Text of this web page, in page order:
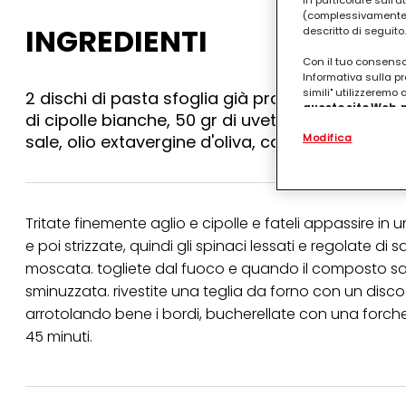
INGREDIENTI
2 dischi di pasta sfoglia già pronta, 220 gr. di
di cipolle bianche, 50 gr di uvetta sultanina,
sale, olio extavergine d'oliva, cannella
Tritate finemente aglio e cipolle e fateli appassire in
e poi strizzate, quindi gli spinaci lessati e regolate
moscata. togliete dal fuoco e quando il composto
sminuzzata. rivestite una teglia da forno con un
arrotolando bene i bordi, bucherellate con una
45 minuti.
descritto di seguito.
Con il tuo
Informativa sulla
simili" utilizzeremo
questo sito
.
(rispettivamente
terzi, conservare
misurare e
Puoi trovare
collegata nel piè di
qualsiasi momento
collegata nel piè di
periodo di
"modifica" di
tuoi dati personali
Modifica